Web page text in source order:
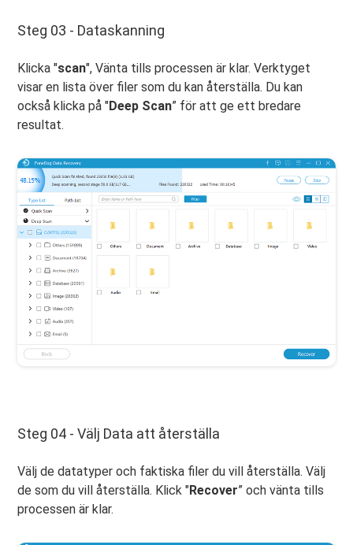
Steg 03 - Dataskanning
Klicka "scan", Vänta tills processen är klar. Verktyget
visar en lista över filer som du kan återställa. Du kan
också klicka på "Deep Scan” för att ge ett bredare
resultat.
Steg 04 - Välj Data att återställa
Välj de datatyper och faktiska filer du vill återställa. Välj
de som du vill återställa. Klick "Recover” och vänta tills
processen är klar.